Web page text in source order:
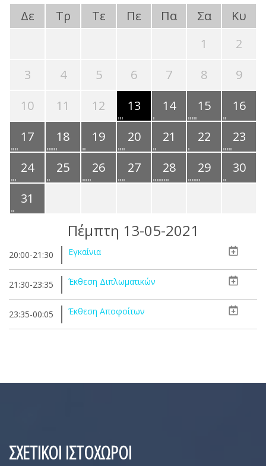
Δε Τρ Τε Πε Πα Σα
Κυ
1
2
3
4 5 6 7 8
9
10
11 12 13 14 15
16
17
18 19 20 21 22
23
24
25 26 27 28 29
30
31
Πέμπτη 13-05-2021
20:00-21:30 Εγκαίνια
21:30-23:35 Έκθεση Διπλωματικών
23:35-00:05 Έκθεση Αποφοίτων
ΣΧΕΤΙΚΟΙ ΙΣΤΟΧΩΡΟΙ